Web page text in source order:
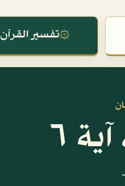
۞تفسير القرآن
٦